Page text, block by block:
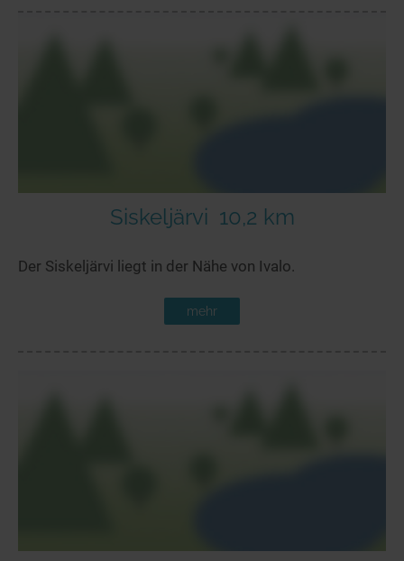
Siskeljärvi 10,2 km
Der Siskeljärvi liegt in der Nähe von Ivalo.
mehr